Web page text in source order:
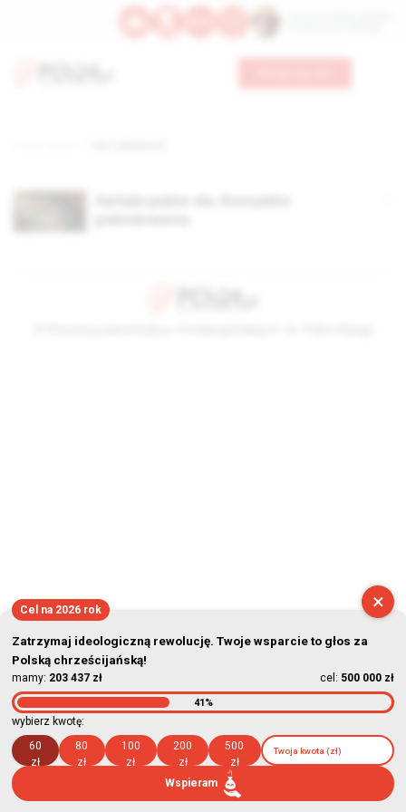
×
Cel na 2026 rok
Zatrzymaj ideologiczną rewolucję. Twoje wsparcie to głos za
Polską chrześcijańską!
mamy: 203 437 zł cel: 500 000 zł
41%
wybierz kwotę:
60
zł
80
zł
100
zł
200
zł
500
zł
Wspieram